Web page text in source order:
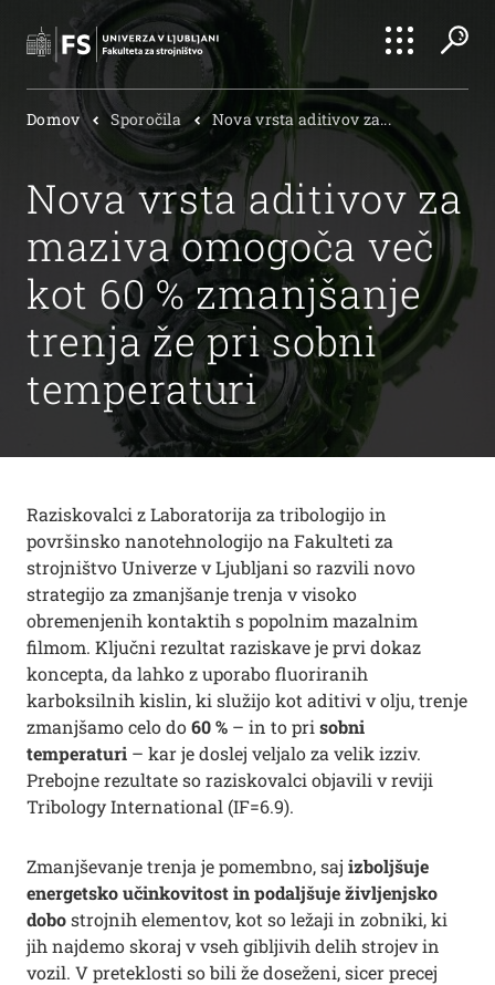
Išči
Domov Sporočila Nova vrsta aditivov za...
Nova vrsta aditivov za
maziva omogoča več
kot 60 % zmanjšanje
trenja že pri sobni
temperaturi
Raziskovalci z Laboratorija za tribologijo in
površinsko nanotehnologijo na Fakulteti za
strojništvo Univerze v Ljubljani so razvili novo
strategijo za zmanjšanje trenja v visoko
obremenjenih kontaktih s popolnim mazalnim
filmom. Ključni rezultat raziskave je prvi dokaz
koncepta, da lahko z uporabo fluoriranih
karboksilnih kislin, ki služijo kot aditivi v olju, trenje
zmanjšamo celo do60 % – in to pri sobni
temperaturi – kar je doslej veljalo za velik izziv.
Prebojne rezultate so raziskovalci objavili v reviji
Tribology International (IF=6.9).
Zmanjševanje trenja je pomembno, saj izboljšuje
energetsko učinkovitost in podaljšuje življenjsko
dobostrojnih elementov, kot so ležaji in zobniki, ki
jih najdemo skoraj v vseh gibljivih delih strojev in
vozil. V preteklosti so bili že doseženi, sicer precej